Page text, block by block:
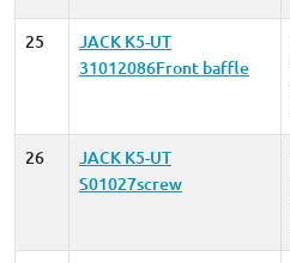
25
JACK K5-UT
31012086Front baffle
26
JACK K5-UT
S01027screw